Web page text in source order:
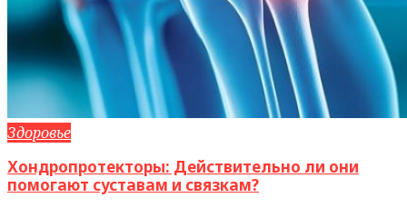
Здоровье
Хондропротекторы: Действительно ли они
помогают суставам и связкам?